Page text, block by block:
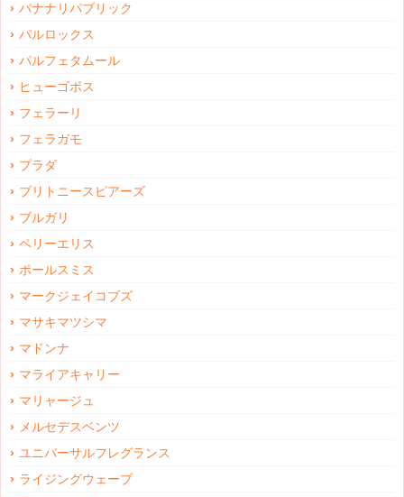
バナナリパブリック
パルロックス
パルフェタムール
ヒューゴボス
フェラーリ
フェラガモ
プラダ
ブリトニースピアーズ
ブルガリ
ペリーエリス
ポールスミス
マークジェイコブズ
マサキマツシマ
マドンナ
マライアキャリー
マリャージュ
メルセデスベンツ
ユニバーサルフレグランス
ライジングウェーブ